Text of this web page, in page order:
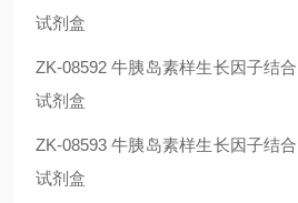
试剂盒
ZK-08592 牛胰岛素样生长因子结
试剂盒
ZK-08593 牛胰岛素样生长因子结
试剂盒